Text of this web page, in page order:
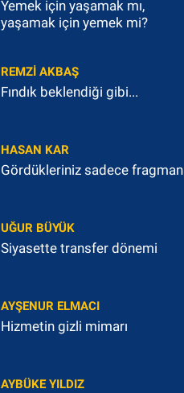
Yemek için yaşamak mı,
yaşamak için yemek mi?
REMZI AKBAŞ
Fındık beklendiği gibi...
HASAN KAR
Gördükleriniz sadece fragman
UĞUR BÜYÜK
Siyasette transfer dönemi
AYŞENUR ELMACI
Hizmetin gizli mimarı
AYBÜKE YILDIZ